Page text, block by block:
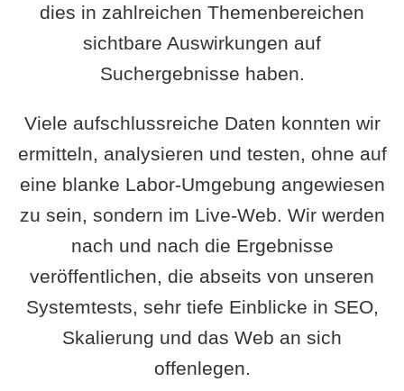
dies in zahlreichen Themenbereichen
sichtbare Auswirkungen auf
Suchergebnisse haben.
Viele aufschlussreiche Daten konnten wir
ermitteln, analysieren und testen, ohne auf
eine blanke Labor-Umgebung angewiesen
zu sein, sondern im Live-Web. Wir werden
nach und nach die Ergebnisse
veröffentlichen, die abseits von unseren
Systemtests, sehr tiefe Einblicke in SEO,
Skalierung und das Web an sich
offenlegen.